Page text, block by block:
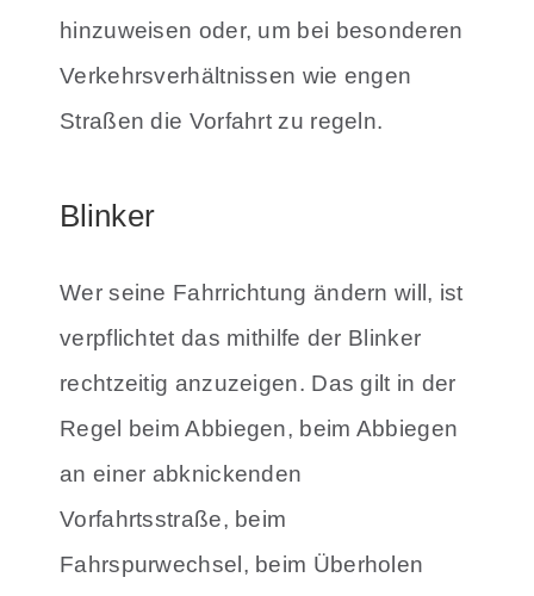
hinzuweisen oder, um bei besonderen
Verkehrsverhältnissen wie engen
Straßen die Vorfahrt zu regeln.
Blinker
Wer seine Fahrrichtung ändern will, ist
verpflichtet das mithilfe der Blinker
rechtzeitig anzuzeigen. Das gilt in der
Regel beim Abbiegen, beim Abbiegen
an einer abknickenden
Vorfahrtsstraße, beim
Fahrspurwechsel, beim Überholen